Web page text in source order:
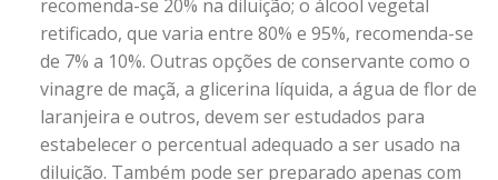
recomenda-se 20% na diluição; o álcool vegetal
retificado, que varia entre 80% e 95%, recomenda-se
de 7% a 10%. Outras opções de conservante como o
vinagre de maçã, a glicerina líquida, a água de flor de
laranjeira e outros, devem ser estudados para
estabelecer o percentual adequado a ser usado na
diluição. Também pode ser preparado apenas com